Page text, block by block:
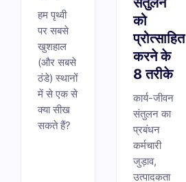
हम पृथ्वी
पर सबसे
खुशहाल
(और सबसे
ठंडे) स्थानों
में से एक से
क्या सीख
सकते हैं?
को
प्रोत्साहित
करने के
8 तरीके
कार्य-जीवन
संतुलन का
प्रबंधन
कर्मचारी
जुड़ाव,
उत्पादकता